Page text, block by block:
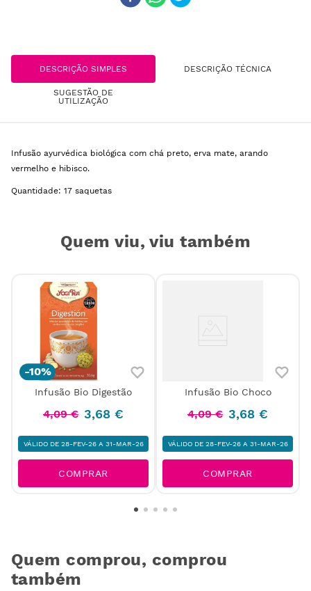
DESCRIÇÃO SIMPLES DESCRIÇÃO TÉCNICA
SUGESTÃO DE
UTILIZAÇÃO
Infusão ayurvédica biológica com chá preto, erva mate, arando
vermelho e hibisco.
Quantidade: 17 saquetas
Quem viu, viu também
-10%
Infusão Bio Digestão
4,09 € 3,68 €
VÁLIDO DE 28-FEV-26 A 31-MAR-26
COMPRAR
Infusão Bio Choco
4,09 € 3,68 €
VÁLIDO DE 28-FEV-26 A 31-MAR-26
COMPRAR
Quem comprou, comprou
também